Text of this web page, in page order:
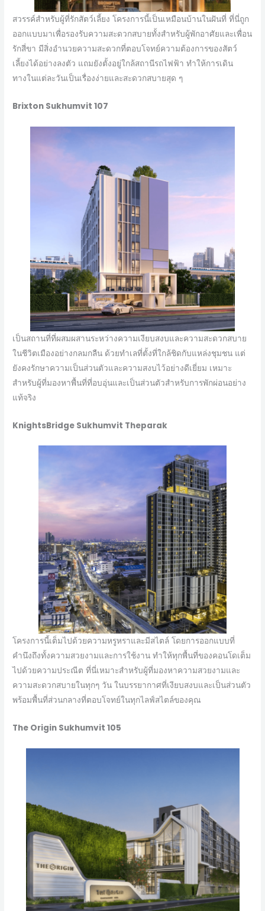
สวรรค์สำหรับผู้ที่รักสัตว์เลี้ยง โครงการนี้เป็นเหมือนบ้านในฝันที่ ที่นี่ถูก
ออกแบบมาเพื่อรองรับความสะดวกสบายทั้งสำหรับผู้พักอาศัยและเพื่อน
รักสี่ขา มีสิ่งอำนวยความสะดวกที่ตอบโจทย์ความต้องการของสัตว์
เลี้ยงได้อย่างลงตัว แถมยังตั้งอยู่ใกล้สถานีรถไฟฟ้า ทำให้การเดิน
ทางในแต่ละวันเป็นเรื่องง่ายและสะดวกสบายสุด ๆ
Brixton Sukhumvit 107
เป็นสถานที่ที่ผสมผสานระหว่างความเงียบสงบและความสะดวกสบาย
ในชีวิตเมืองอย่างกลมกลืน ด้วยทำเลที่ตั้งที่ใกล้ชิดกับแหล่งชุมชน แต่
ยังคงรักษาความเป็นส่วนตัวและความสงบไว้อย่างดีเยี่ยม เหมาะ
สำหรับผู้ที่มองหาพื้นที่ที่อบอุ่นและเป็นส่วนตัวสำหรับการพักผ่อนอย่าง
แท้จริง
KnightsBridge Sukhumvit Theparak
โครงการนี้เต็มไปด้วยความหรูหราและมีสไตล์ โดยการออกแบบที่
คำนึงถึงทั้งความสวยงามและการใช้งาน ทำให้ทุกพื้นที่ของคอนโดเต็ม
ไปด้วยความประณีต ที่นี่เหมาะสำหรับผู้ที่มองหาความสวยงามและ
ความสะดวกสบายในทุกๆ วัน ในบรรยากาศที่เงียบสงบและเป็นส่วนตัว
พร้อมพื้นที่ส่วนกลางที่ตอบโจทย์ในทุกไลฟ์สไตล์ของคุณ
The Origin Sukhumvit 105